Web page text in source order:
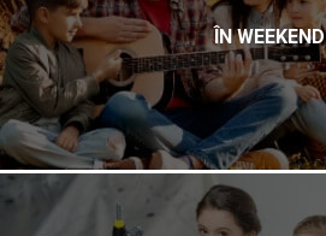
ÎN WEEKEND